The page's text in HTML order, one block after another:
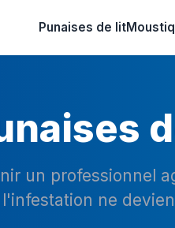
Punaises de lit
un professionnel
l'infestation ne